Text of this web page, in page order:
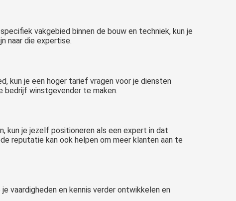
vakgebied binnen de bouw en techniek, kun je
naar die expertise.
kun je een hoger tarief vragen voor je diensten
bedrijf winstgevender te maken.
kun je jezelf positioneren als een expert in dat
reputatie kan ook helpen om meer klanten aan te
vaardigheden en kennis verder ontwikkelen en